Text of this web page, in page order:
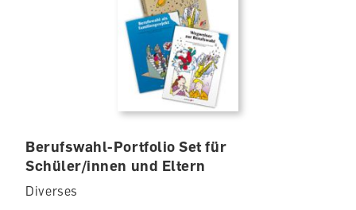
Berufswahl-Portfolio Set für
Schüler/innen und Eltern
Diverses